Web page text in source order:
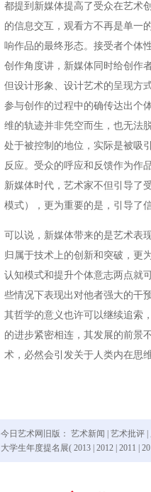
都提到新媒体提高了受众在艺术
的信息交互，观看方不再是单一
响作品的最终形态。接受者个体
创作角度讲，新媒体同时给创作
但设计形象、设计艺术的呈现方
参与创作的过程中的确传达出个
维的轨迹并非凭空而生，也无法
处于被控制的地位，实际是被吸
反应。受众的呼应和反馈作为作
新媒体时代，艺术家不但引导了
模式），更为重要的是，引导了
可以说，新媒体带来的是艺术表
归属于技术上的创新和突破，更
认知模式和提升个体意志两点就
些情况下表现出对他者强大的干
其哲学的意义也许可以继续追索
的进步紧密相连，其发展的前景
术，必然会引发关于人类内在思
今日艺术网旧版： 艺术新闻 艺术批评
大学生年度提名展( 2013 2012 2011